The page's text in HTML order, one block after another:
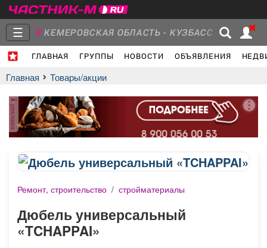
☰ КЕМЕРОВСКАЯ ОБЛАСТЬ - КУЗБАСС
ГЛАВНАЯ ГРУППЫ НОВОСТИ ОБЪЯВЛЕНИЯ
Главная
Объявления Недвижимость Услуги
Главная Товары/акции
реклама
Ремонт, строительство / стройматериалы
Дюбель универсальный
«TCHAPPAI»